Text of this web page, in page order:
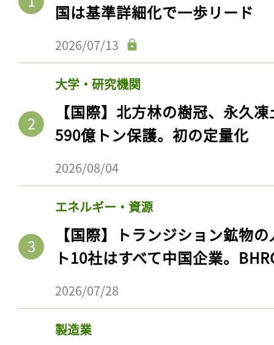
国は基準詳細化で一歩リード
2026/07/13
大学・研究機関
【国際】北方林の樹冠、永久
590億トン保護。初の定量化
2026/08/04
エネルギー・資源
【国際】トランジション鉱物
ト10社はすべて中国企業。
2026/07/28
製造業